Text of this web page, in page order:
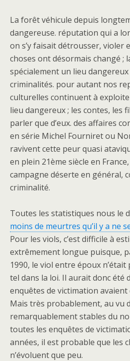
La forêt véhicule depuis
dangereuse. réputation qui a
on s’y faisait détrousser, violer
choses ont désormais changé ;
spécialement un lieu
criminalités. pour autant nos
culturelles continuent à
lieu dangereux ; les contes, les
parler que d’eux. des affaires
en série Michel Fourniret ou
ravivent cette peur quasi
en plein 21ème siècle en
campagne déserte en général,
criminalité.
Toutes les statistiques nous le
moins de meurtres qu’il y a ne
Pour les viols, c’est difficile à
extrêmement longue puisque,
1990, le viol entre époux n’était
tel dans la loi. Il aurait donc été
enquêtes de victimation
Mais très probablement, au vu
remarquablement stables du
toutes les enquêtes de
années, il est probable que les
n’évoluent que peu.